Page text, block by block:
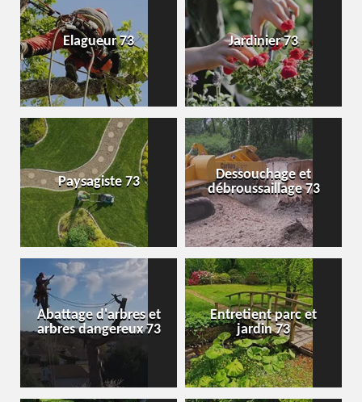
Elagueur 73 Jardinier 73
Paysagiste 73
Dessouchage et
débroussaillage 73
Abattage d'arbres et
arbres dangereux 73
Entretient parc et
jardin 73